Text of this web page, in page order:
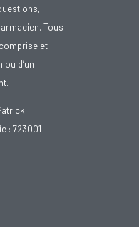
Tous
et
d’un
: 723001